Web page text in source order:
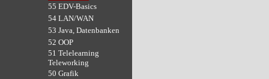
55 EDV-Basics
54 LAN/WAN
53 Java, Datenbanken
52 OOP
51 Telelearning
Teleworking
50 Grafik